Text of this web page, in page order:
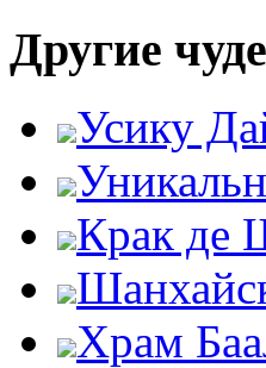
Другие
Усику
Крак де
Храм